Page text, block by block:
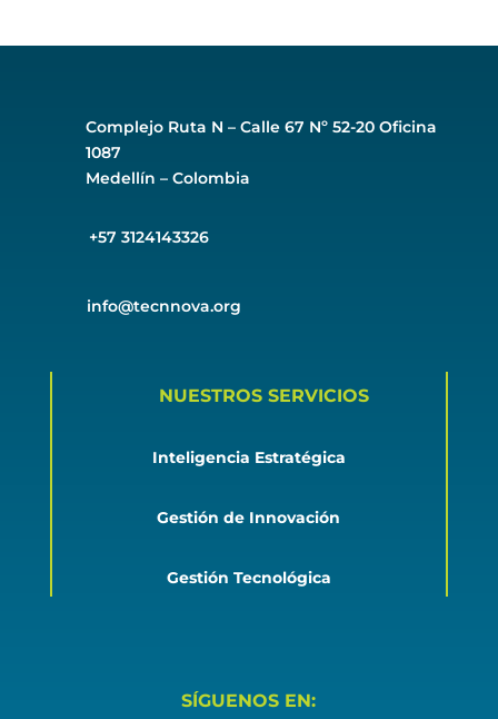
Complejo Ruta N – Calle 67 Nº 52-20 Oficina
1087
Medellín – Colombia
+57 3124143326
info@tecnnova.org
NUESTROS SERVICIOS
Inteligencia Estratégica
Gestión de Innovación
Gestión Tecnológica
SÍGUENOS EN: